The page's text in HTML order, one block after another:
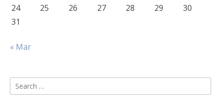
24
25 26 27 28 29
30
31
« Mar
Search
for: